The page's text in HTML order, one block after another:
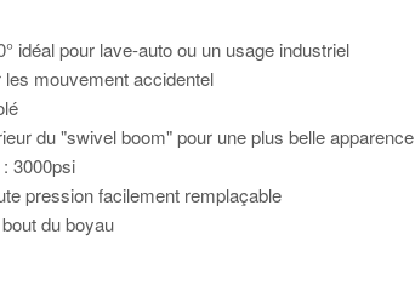
idéal pour lave-auto ou un usage industriel
mouvement accidentel
du "swivel boom" pour une plus belle apparence
3000psi
pression facilement remplaçable
du boyau